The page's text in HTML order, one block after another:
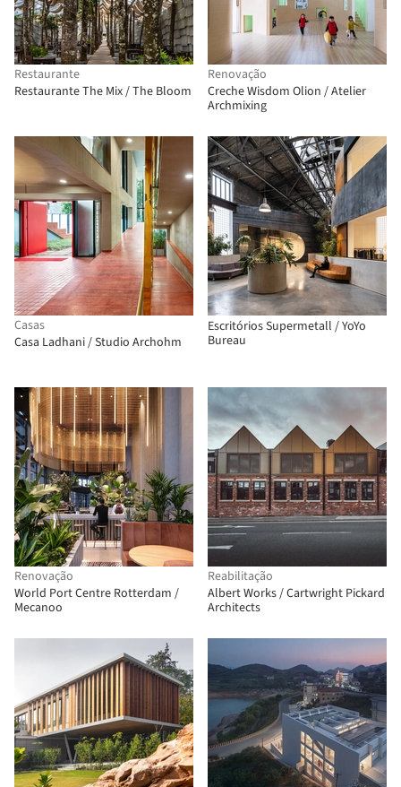
Restaurante
Restaurante The Mix / The Bloom
Renovação
Creche Wisdom Olion / Atelier
Archmixing
Casas
Casa Ladhani / Studio Archohm
Escritórios Supermetall / YoYo
Bureau
Renovação
World Port Centre Rotterdam /
Mecanoo
Reabilitação
Albert Works / Cartwright Pickard
Architects